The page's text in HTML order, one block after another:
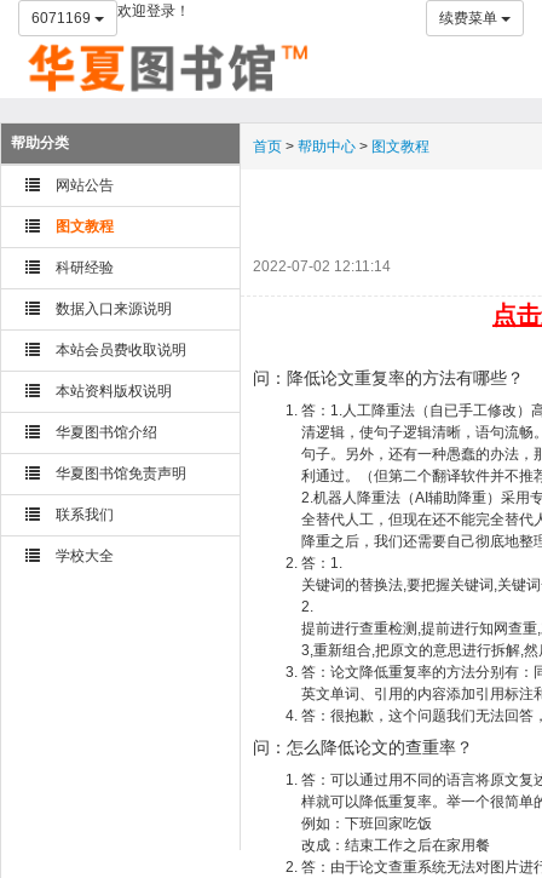
6071169 欢迎登录！ 续费菜单
帮助分类
网站公告
图文教程
科研经验
数据入口来源说明
本站会员费收取说明
本站资料版权说明
华夏图书馆介绍
华夏图书馆免责声明
联系我们
学校大全
首页 > 帮助中心 > 图文教程
2022-07-02 12:11:14
点
问：降低论文重复率的方法有哪些？
答：1.人工降重法（自已手工修改）
清逻辑，使句子逻辑清晰，语句流畅
句子。另外，还有一种愚蠢的办法，
利通过。（但第二个翻译软件并不推
2.机器人降重法（AI辅助降重）采用
全替代人工，但现在还不能完全替代
降重之后，我们还需要自己彻底地整
答：1.
关键词的替换法,要把握关键词,关键
2.
提前进行查重检测,提前进行知网查
3,重新组合,把原文的意思进行拆解,
答：论文降低重复率的方法分别有：
英文单词、引用的内容添加引用标注
答：很抱歉，这个问题我们无法回答
问：怎么降低论文的查重率？
答：可以通过用不同的语言将原文复
样就可以降低重复率。举一个很简单
例如：下班回家吃饭
改成：结束工作之后在家用餐
答：由于论文查重系统无法对图片进